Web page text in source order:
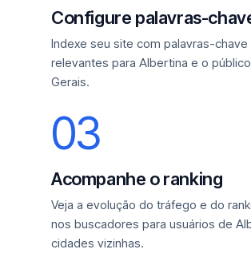
Configure palavras-
Indexe seu site com palavras-chave
relevantes para Albertina e o
Gerais.
03
Acompanhe o ranking
Veja a evolução do tráfego e do
nos buscadores para usuários de
cidades vizinhas.